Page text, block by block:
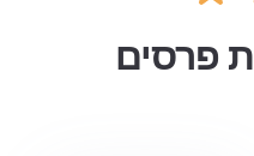
פרסים